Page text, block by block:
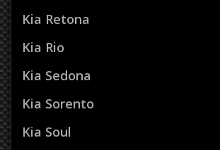
Kia Retona
Kia Rio
Kia Sedona
Kia Sorento
Kia Soul